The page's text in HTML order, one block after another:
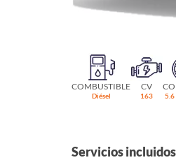
COMBUSTIBLE
Diésel
CV
163
Servicios incluidos